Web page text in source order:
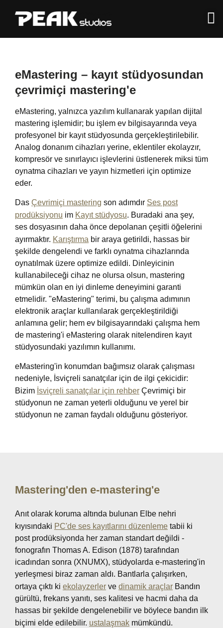
eMastering – kayıt stüdyosundan
çevrimiçi mastering'e
eMastering, yalnızca yazılım kullanarak yapılan dijital
mastering işlemidir; bu işlem ev bilgisayarında veya
profesyonel bir kayıt stüdyosunda gerçekleştirilebilir.
Analog donanım cihazları yerine, eklentiler ekolayzır,
kompresör ve sınırlayıcı işlevlerini üstlenerek miksi tüm
oynatma cihazları ve yayın hizmetleri için optimize
eder.
Das Çevrimiçi mastering son adımdır Ses post
prodüksiyonu im Kayıt stüdyosu. Buradaki ana şey,
ses dosyasının daha önce depolanan çeşitli öğelerini
ayırmaktır. Karıştırma bir araya getirildi, hassas bir
şekilde dengelendi ve farklı oynatma cihazlarında
oynatılmak üzere optimize edildi. Dinleyicinin
kullanabileceği cihaz ne olursa olsun, mastering
mümkün olan en iyi dinleme deneyimini garanti
etmelidir. "eMastering" terimi, bu çalışma adımının
elektronik araçlar kullanılarak gerçekleştirildiği
anlamına gelir; hem ev bilgisayarındaki çalışma hem
de mastering'i eMastering olarak nitelendiren kayıt
stüdyosundaki yazılımın kullanımı.
eMastering'in konumdan bağımsız olarak çalışması
nedeniyle, İsviçreli sanatçılar için de ilgi çekicidir:
Bizim İsviçreli sanatçılar için rehber Çevrimiçi bir
stüdyonun ne zaman yeterli olduğunu ve yerel bir
stüdyonun ne zaman faydalı olduğunu gösteriyor.
Mastering'den e-mastering'e
Anıt olarak koruma altında bulunan Elbe nehri
kıyısındaki PC'de ses kayıtlarını düzenleme tabii ki
post prodüksiyonda her zaman standart değildi -
fonografın Thomas A. Edison (1878) tarafından
icadından sonra (XNUMX), stüdyolarda e-mastering'in
yerleşmesi biraz zaman aldı. Bantlarla çalışırken,
ortaya çıktı ki ekolayzerler ve dinamik araçlar Bandın
gürültü, frekans yanıtı, ses kalitesi ve hacmi daha da
hassas bir şekilde dengelenebilir ve böylece bandın ilk
biçimi elde edilebilir. ustalaşmak mümkündü.